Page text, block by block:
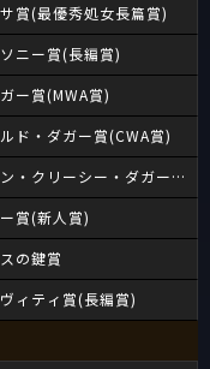
賞(最優秀処女長篇賞)
ニー賞(長編賞)
ー賞(MWA賞)
ド・ダガー賞(CWA賞)
・クリーシー・ダガー賞
賞(新人賞)
の鍵賞
ィティ賞(長編賞)